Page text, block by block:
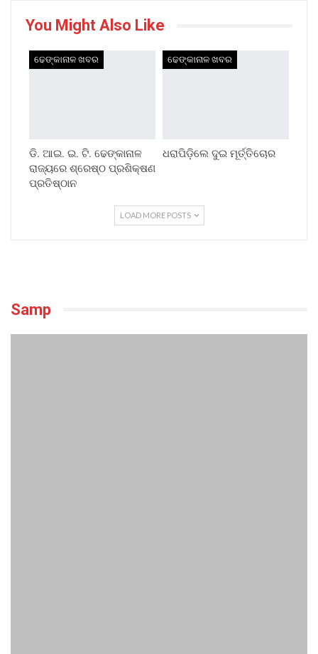
You Might Also Like
ଢେଙ୍କାନାଳ ଖବର
ଡି. ଆଇ. ଇ. ଟି. ଢେଙ୍କାନାଳ
ରାଜ୍ୟରେ ଶ୍ରେଷ୍ଠ ପ୍ରଶିକ୍ଷଣ
ପ୍ରତିଷ୍ଠାନ
ଢେଙ୍କାନାଳ ଖବର
ଧରାପିଡ଼ିଲେ ଦୁଇ ମୂର୍ତ୍ତିଚୋର
LOAD MORE POSTS
Samp